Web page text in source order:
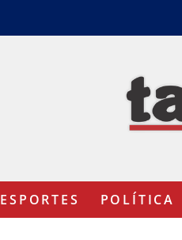
ESPORTES POLÍTICA